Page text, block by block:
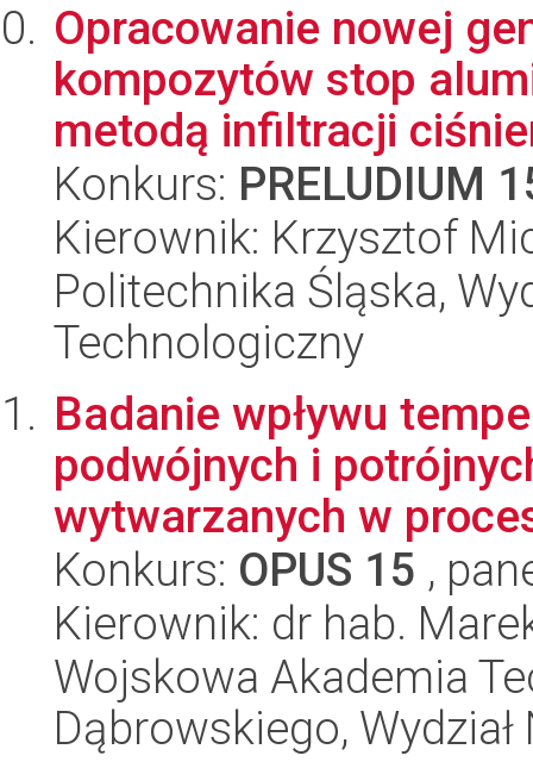
Opracowanie nowej
kompozytów stop
metodą infiltracji
Konkurs: PRELUDIUM
Kierownik: Krzysztof
Politechnika Śląska,
Technologiczny
Badanie wpływu
podwójnych i
wytwarzanych w
Konkurs: OPUS 15 ,
Kierownik: dr hab.
Wojskowa Akademia
Dąbrowskiego,